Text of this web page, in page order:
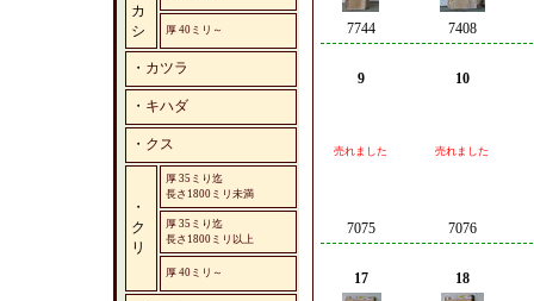
カ
シ
厚 40ミリ～
・ カツラ
・ キハダ
・ クス
・
ク
リ
厚 35ミり迄
長さ1800ミリ未満
厚 35ミり迄
長さ1800ミリ以上
厚 40ミリ～
7744 7408
9 10
売れました 売れました
7075 7076
17 18